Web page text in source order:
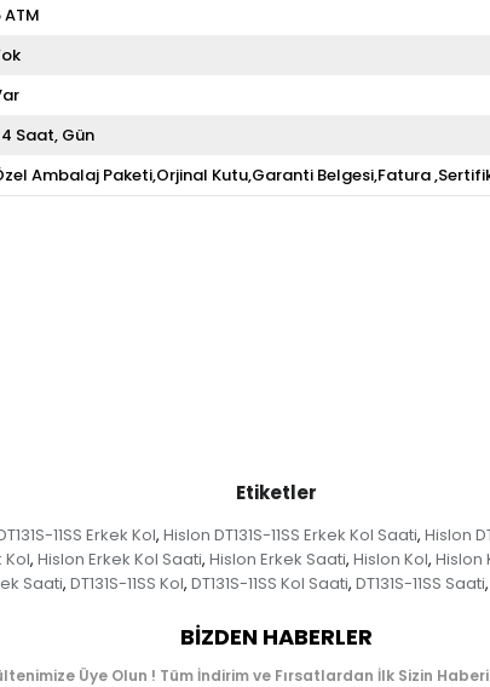
ATM
Saat Gün
Ambalaj Paketi,Orjinal Kutu,Garanti Belgesi,Fatura
Etiketler
11SS Erkek Kol, Hislon DT131S-11SS Erkek Kol Saati, Hislon
Kol, Hislon Erkek Kol Saati, Hislon Erkek Saati, Hislon Kol, Hislon
Saati, DT131S-11SS Kol, DT131S-11SS Kol Saati, DT131S-11SS Saati,
BIZDEN HABERLER
Üye Olun ! Tüm İndirim ve Fırsatlardan İlk Sizin